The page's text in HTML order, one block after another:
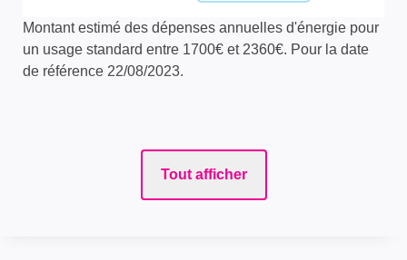
Montant estimé des dépenses annuelles d'énergie pour
un usage standard entre 1700€ et 2360€. Pour la date
de référence 22/08/2023.
Tout afficher